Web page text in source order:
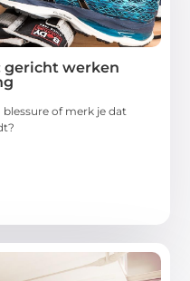
gericht werken
of merk je dat